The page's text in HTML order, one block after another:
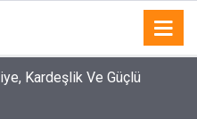
Kardeşlik Ve Güçlü